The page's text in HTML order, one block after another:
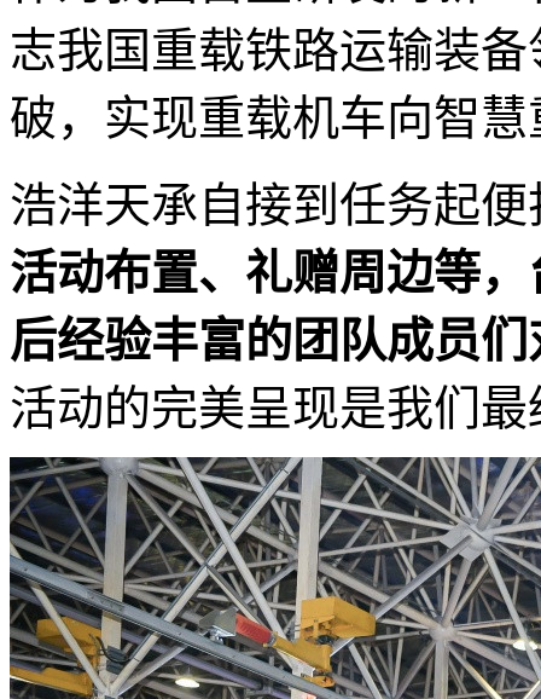
志我国重载铁路运输装
破，实现重载机车向智
浩洋天承自接到任务起
活动布置、礼赠周边等
后经验丰富的团队成员
活动的完美呈现是我们